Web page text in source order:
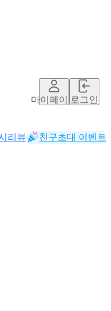
마이페이지로그인
리뷰 친구초대 이벤트